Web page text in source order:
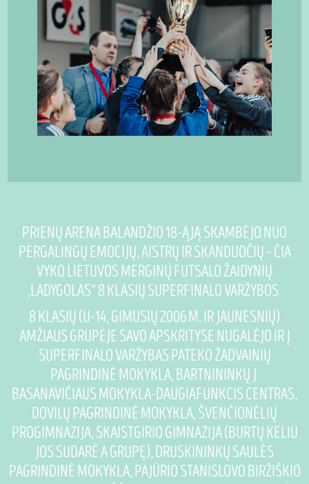
PRIENŲ ARENA BALANDŽIO 18-ĄJĄ SKAMBĖJO NUO
PERGALINGŲ EMOCIJŲ, AISTRŲ IR SKANDUOČIŲ – ČIA
VYKO LIETUVOS MERGINŲ FUTSALO ŽAIDYNIŲ
„LADYGOLAS“ 8 KLASIŲ SUPERFINALO VARŽYBOS.
8 KLASIŲ (U-14, GIMUSIŲ 2006 M. IR JAUNESNIŲ)
AMŽIAUS GRUPĖJE SAVO APSKRITYSE NUGALĖJO IR Į
SUPERFINALO VARŽYBAS PATEKO ŽADVAINIŲ
PAGRINDINĖ MOKYKLA, BARTNININKŲ J.
BASANAVIČIAUS MOKYKLA-DAUGIAFUNKCIS CENTRAS,
DOVILŲ PAGRINDINĖ MOKYKLA, ŠVENČIONĖLIŲ
PROGIMNAZIJA, SKAISTGIRIO GIMNAZIJA (BURTŲ KELIU
JOS SUDARĖ A GRUPĘ), DRUSKININKŲ SAULĖS
PAGRINDINĖ MOKYKLA, PAJŪRIO STANISLOVO BIRŽIŠKIO